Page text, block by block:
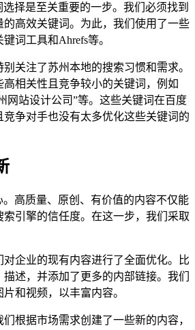
择是至关重要的一步。我们必须找到
的高效关键词。为此，我们使用了一些
词工具和Ahrefs等。
关注了苏州本地的搜索习惯和需求。
相关性且竞争较小的关键词，例如
网站设计公司”等。这些关键词在百度
竞争对手也没有太多优化这些关键词的
。高质量、原创、有价值的内容不仅能
引擎的信任度。在这一步，我们采取
对企业的现有内容进行了全面优化。比
述，并添加了更多的内部链接。我们
和视频，以丰富内容。
根据市场需求创建了一些新的内容，